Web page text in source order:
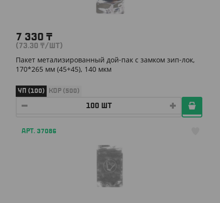
7 330 ₸
(73.30 ₸/ШТ)
Пакет метализированный дой-пак с замком зип-лок,
170*265 мм (45+45), 140 мкм
УП (100) КОР (500)
АРТ. 37086